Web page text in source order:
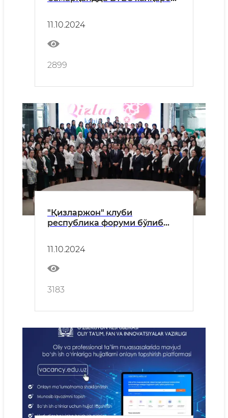
ишлари билан танишди
11.10.2024
2899
"Қизларжон" клуби
республика форуми бўлиб
11.10.2024
3183